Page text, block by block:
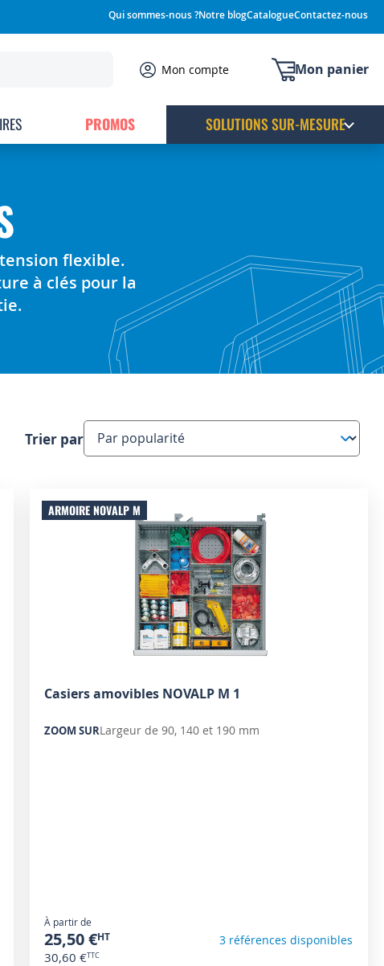
Qui sommes-nous ?Notre blogCatalogueContactez-nous
Mon panier
Mon compte
PROMOS SOLUTIONS SUR-MESURE
flexible.
à clés pour la
Trier par
ARMOIRE NOVALP M
Casiers amovibles NOVALP M 1
ZOOM SURLargeur de 90, 140 et 190 mm
À partir de
25,50 €
30,60 €
3 références disponibles